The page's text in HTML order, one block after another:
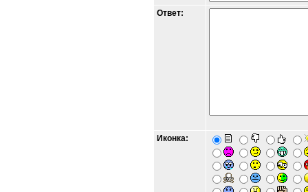
Ответ:
Иконка: